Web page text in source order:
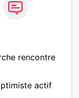
rencontre
actif